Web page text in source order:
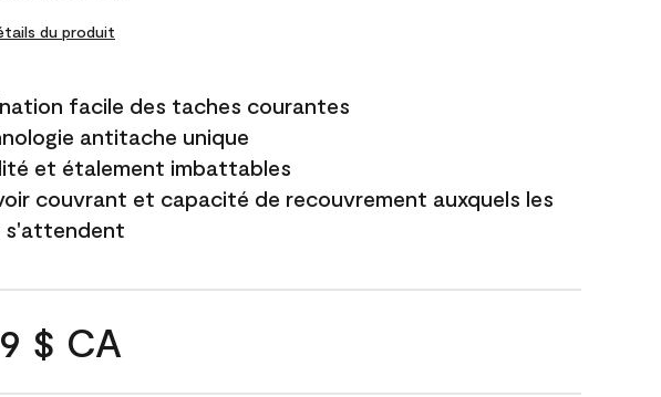
du produit
facile des taches courantes
antitache unique
et étalement imbattables
couvrant et capacité de recouvrement auxquels les
s'attendent
$ CA